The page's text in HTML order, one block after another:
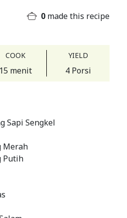
0 made this recipe
COOK
15 menit
YIELD
4 Porsi
Sapi Sengkel
Merah
Putih